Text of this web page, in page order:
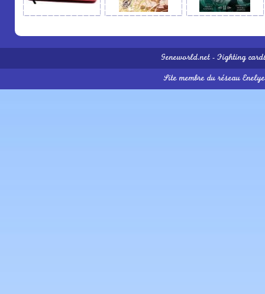
Geneworld.net - Fighting
Site membre du réseau Enelye